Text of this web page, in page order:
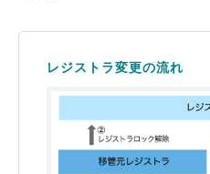
レジストラ変更の流れ